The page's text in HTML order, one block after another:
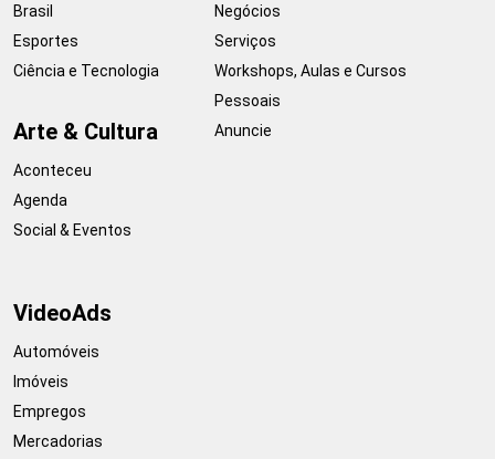
Brasil
Esportes
Ciência e Tecnologia
Arte & Cultura
Aconteceu
Agenda
Social & Eventos
Negócios
Serviços
Workshops, Aulas e Cursos
Pessoais
Anuncie
VideoAds
Automóveis
Imóveis
Empregos
Mercadorias